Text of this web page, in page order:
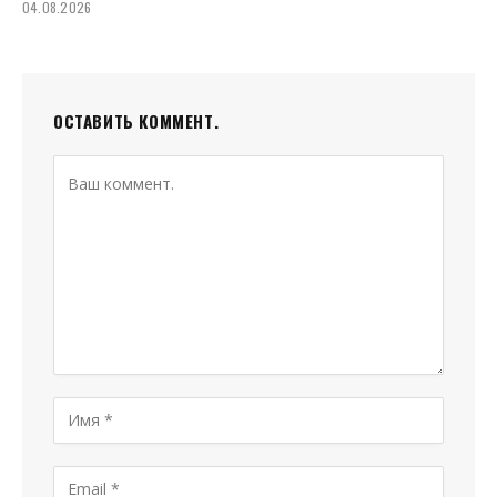
04.08.2026
ОСТАВИТЬ КОММЕНТ.